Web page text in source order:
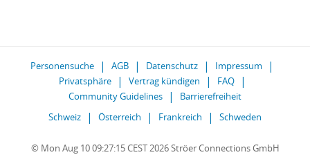
Personensuche AGB Datenschutz
Impressum
Privatsphäre
Vertrag kündigen
FAQ
Community Guidelines
Barrierefreiheit
Schweiz
Österreich Frankreich Schweden
© Mon Aug 10 09:27:15 CEST 2026 Ströer Connections GmbH